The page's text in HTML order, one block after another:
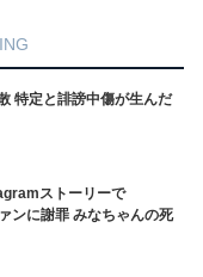
特定と誹謗中傷が生んだ
ストーリーで
ンに謝罪 みなちゃんの死